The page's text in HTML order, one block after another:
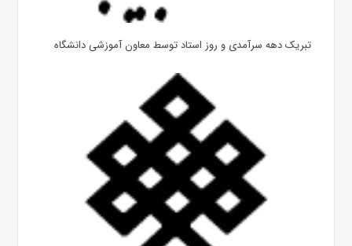
تبریک دهه سرآمدی و روز استاد توسط معاون آموزشی دانشگاه